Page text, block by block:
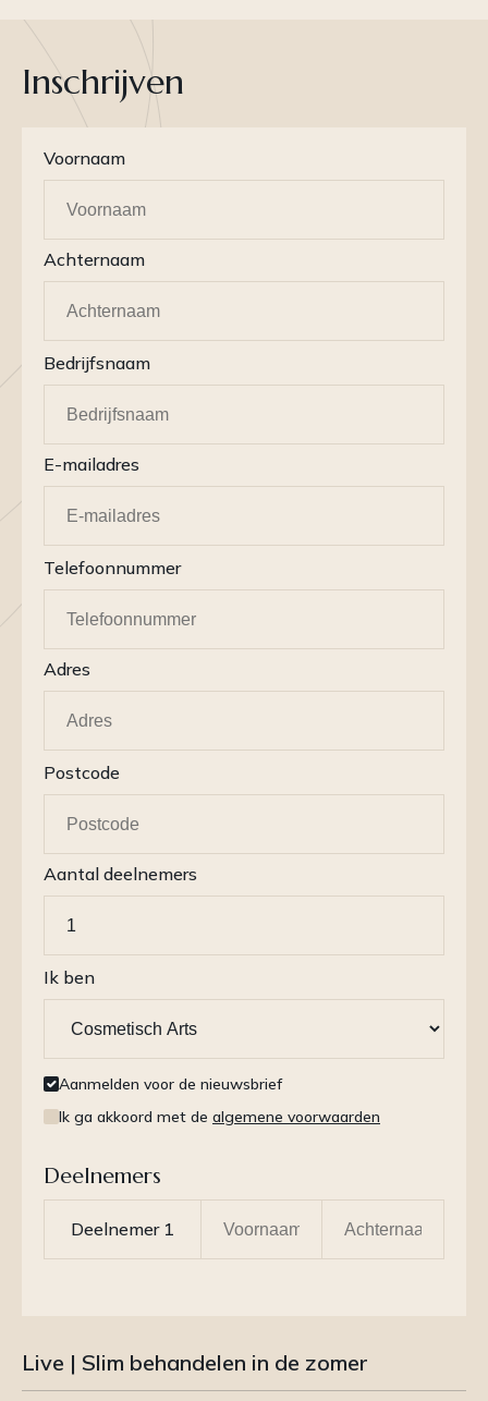
Inschrijven
Voornaam
Achternaam
Bedrijfsnaam
E-mailadres
Telefoonnummer
Adres
Postcode
Aantal deelnemers
Ik ben
Aanmelden voor de nieuwsbrief
Ik ga akkoord met de algemene voorwaarden
Deelnemers
Live | Slim behandelen in de zomer